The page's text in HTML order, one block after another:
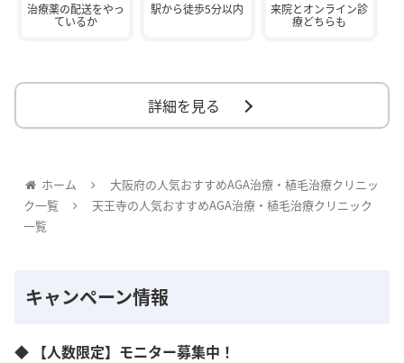
治療薬の配送をやっ
ているか
駅から徒歩5分以内
来院とオンライン診
療どちらも
詳細を見る
ホーム
大阪府の人気おすすめAGA治療・植毛治療クリニッ
ク一覧
天王寺の人気おすすめAGA治療・植毛治療クリニック
一覧
キャンペーン情報
◆ 【人数限定】モニター募集中！